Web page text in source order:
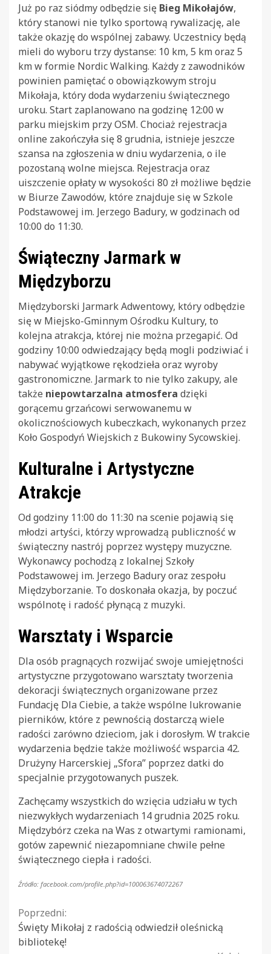
Już po raz siódmy odbędzie się Bieg Mikołajów,
który stanowi nie tylko sportową rywalizację, ale
także okazję do wspólnej zabawy. Uczestnicy będą
mieli do wyboru trzy dystanse: 10 km, 5 km oraz 5
km w formie Nordic Walking. Każdy z zawodników
powinien pamiętać o obowiązkowym stroju
Mikołaja, który doda wydarzeniu świątecznego
uroku. Start zaplanowano na godzinę 12:00 w
parku miejskim przy OSM. Chociaż rejestracja
online zakończyła się 8 grudnia, istnieje jeszcze
szansa na zgłoszenia w dniu wydarzenia, o ile
pozostaną wolne miejsca. Rejestracja oraz
uiszczenie opłaty w wysokości 80 zł możliwe będzie
w Biurze Zawodów, które znajduje się w Szkole
Podstawowej im. Jerzego Badury, w godzinach od
10:00 do 11:30.
Świąteczny Jarmark w
Międzyborzu
Międzyborski Jarmark Adwentowy, który odbędzie
się w Miejsko-Gminnym Ośrodku Kultury, to
kolejna atrakcja, której nie można przegapić. Od
godziny 10:00 odwiedzający będą mogli podziwiać i
nabywać wyjątkowe rękodzieła oraz wyroby
gastronomiczne. Jarmark to nie tylko zakupy, ale
także niepowtarzalna atmosfera dzięki
gorącemu grzańcowi serwowanemu w
okolicznościowych kubeczkach, wykonanych przez
Koło Gospodyń Wiejskich z Bukowiny Sycowskiej.
Kulturalne i Artystyczne
Atrakcje
Od godziny 11:00 do 11:30 na scenie pojawią się
młodzi artyści, którzy wprowadzą publiczność w
świąteczny nastrój poprzez występy muzyczne.
Wykonawcy pochodzą z lokalnej Szkoły
Podstawowej im. Jerzego Badury oraz zespołu
Międzyborzanie. To doskonała okazja, by poczuć
wspólnotę i radość płynącą z muzyki.
Warsztaty i Wsparcie
Dla osób pragnących rozwijać swoje umiejętności
artystyczne przygotowano warsztaty tworzenia
dekoracji świątecznych organizowane przez
Fundację Dla Ciebie, a także wspólne lukrowanie
pierników, które z pewnością dostarczą wiele
radości zarówno dzieciom, jak i dorosłym. W trakcie
wydarzenia będzie także możliwość wsparcia 42.
Drużyny Harcerskiej „Sfora” poprzez datki do
specjalnie przygotowanych puszek.
Zachęcamy wszystkich do wzięcia udziału w tych
niezwykłych wydarzeniach 14 grudnia 2025 roku.
Międzybórz czeka na Was z otwartymi ramionami,
gotów zapewnić niezapomniane chwile pełne
świątecznego ciepła i radości.
Źródło: facebook.com/profile.php?id=100063674072267
Continue
Reading
Poprzedni:
Święty Mikołaj z radością odwiedził oleśnicką
bibliotekę!